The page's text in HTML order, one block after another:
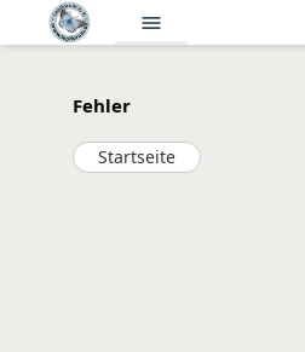
menu
Fehler
Startseite